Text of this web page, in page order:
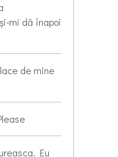
mi dă înapoi
de mine
Eu